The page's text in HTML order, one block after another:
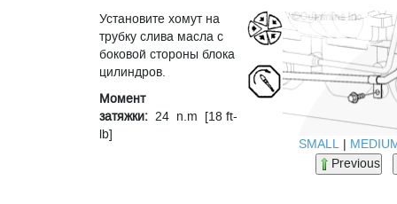
Установите хомут на
трубку слива масла с
боковой стороны блока
цилиндров.
Момент
затяжки: 24 n.m [18 ft-
lb]
SMALL |
Previous